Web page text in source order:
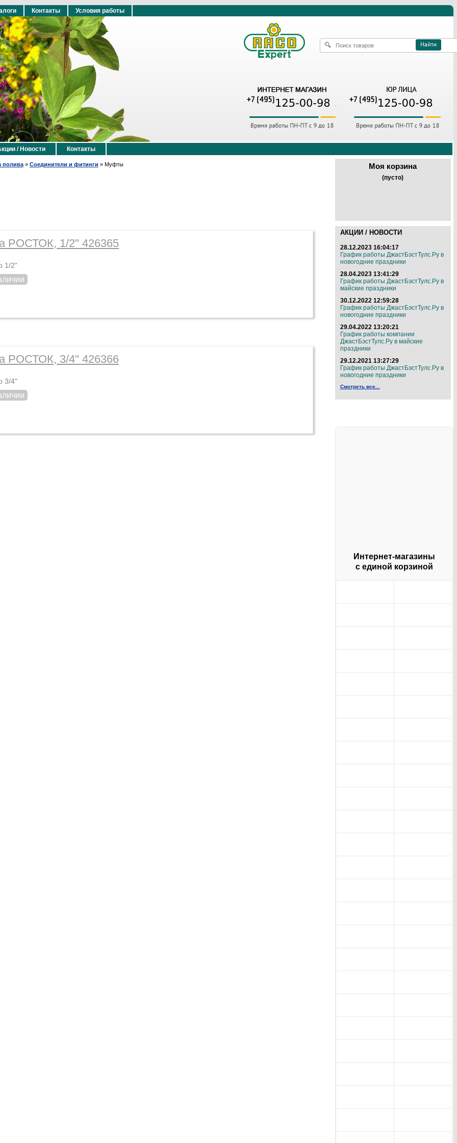
Контакты Условия работы
/ Новости Контакты
полива » Соединители и фитинги » Муфты
РОСТОК, 1/2" 426365
1/2"
РОСТОК, 3/4" 426366
3/4"
Моя корзина
(пусто)
АКЦИИ / НОВОСТИ
28.12.2023 16:04:17
График работы ДжастБэстТулс.Ру в
новогодние праздники
28.04.2023 13:41:29
График работы ДжастБэстТулс.Ру в
майские праздники
30.12.2022 12:59:28
График работы ДжастБэстТулс.Ру в
новогодние праздники
29.04.2022 13:20:21
График работы компании
ДжастБэстТулс.Ру в майские
праздники
29.12.2021 13:27:29
График работы ДжастБэстТулс.Ру в
новогодние праздники
Смотреть все...
Интернет-магазины
с единой корзиной